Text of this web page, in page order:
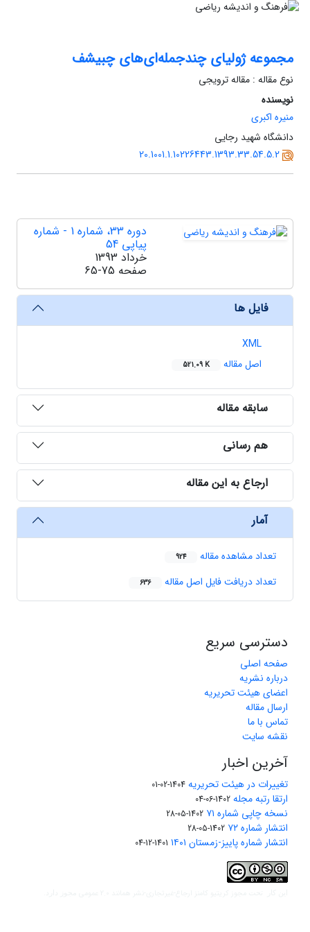
مجموعه ژولیای چندجمله‌ای‌های چبیشف
نوع مقاله : مقاله ترویجی
نویسنده
منیره اکبری
دانشگاه شهید رجایی
20.1001.1.10226443.1393.33.54.5.2
دوره 33، شماره 1 - شماره
پیاپی 54
خرداد 1393
صفحه 65-75
فایل ها
XML
اصل مقاله
521.09 K
سابقه مقاله
هم رسانی
ارجاع به این مقاله
آمار
تعداد مشاهده مقاله 924
تعداد دریافت فایل اصل مقاله 636
دسترسی سریع
صفحه اصلی
درباره نشریه
اعضای هیئت تحریریه
ارسال مقاله
تماس با ما
نقشه سایت
آخرین اخبار
تغییرات در هیئت تحریریه 1404-02-01
ارتقا رتبه مجله 1402-06-04
نسخه چاپی شماره ۷۱ 1402-05-28
انتشار شماره ۷۲ 1402-05-28
انتشار شماره پاییز-زمستان ۱۴۰۱ 1401-12-04